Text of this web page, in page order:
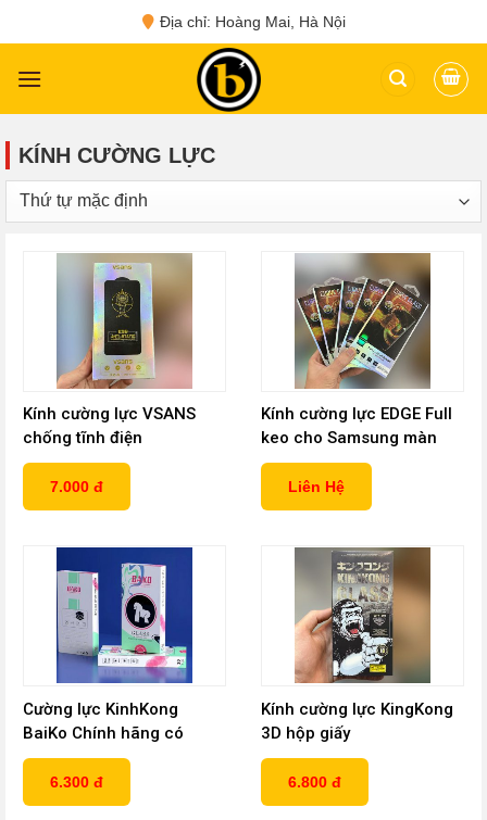
to
content
Địa chỉ: Hoàng Mai, Hà Nội
KÍNH CƯỜNG LỰC
Kính cường lực VSANS
chống tĩnh điện
7.000 đ
Kính cường lực EDGE Full
keo cho Samsung màn
cong
Liên Hệ
Cường lực KinhKong
BaiKo Chính hãng có
màng loa
6.300 đ
Kính cường lực KingKong
3D hộp giấy
6.800 đ